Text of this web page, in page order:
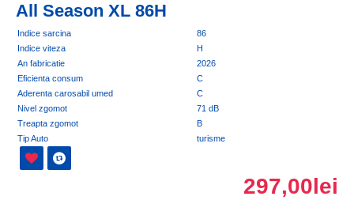
All Season XL 86H
Indice sarcina
86
Indice viteza
H
An fabricatie
2026
Eficienta consum
C
Aderenta carosabil umed
C
Nivel zgomot
71 dB
Treapta zgomot
B
Tip Auto
turisme
297,00lei